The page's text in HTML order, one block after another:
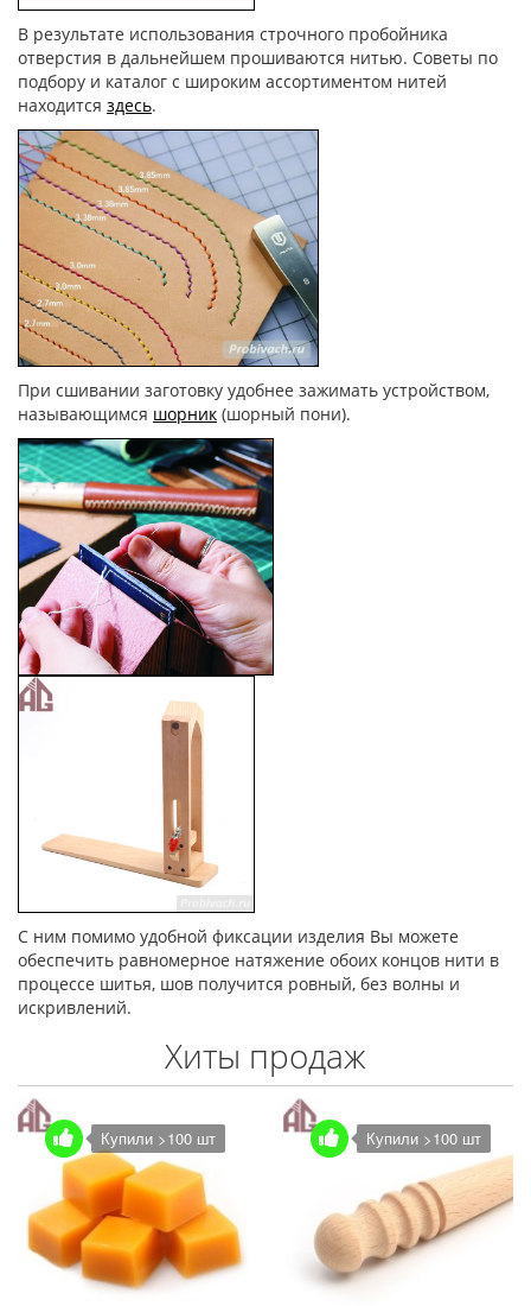
В результате использования строчного пробойника
отверстия в дальнейшем прошиваются нитью. Советы по
подбору и каталог с широким ассортиментом нитей
находится здесь.
При сшивании заготовку удобнее зажимать устройством,
называющимся шорник (шорный пони).
С ним помимо удобной фиксации изделия Вы можете
обеспечить равномерное натяжение обоих концов нити в
процессе шитья, шов получится ровный, без волны и
искривлений.
Хиты продаж
Купили >100 шт Купили >100 шт